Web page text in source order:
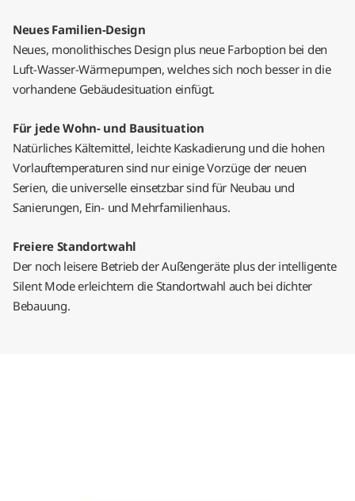
Neues Familien-Design
Neues, monolithisches Design plus neue Farboption bei den
Luft-Wasser-Wärmepumpen, welches sich noch besser in die
vorhandene Gebäudesituation einfügt.
Für jede Wohn- und Bausituation
Natürliches Kältemittel, leichte Kaskadierung und die hohen
Vorlauftemperaturen sind nur einige Vorzüge der neuen
Serien, die universelle einsetzbar sind für Neubau und
Sanierungen, Ein- und Mehrfamilienhaus.
Freiere Standortwahl
Der noch leisere Betrieb der Außengeräte plus der intelligente
Silent Mode erleichtern die Standortwahl auch bei dichter
Bebauung.